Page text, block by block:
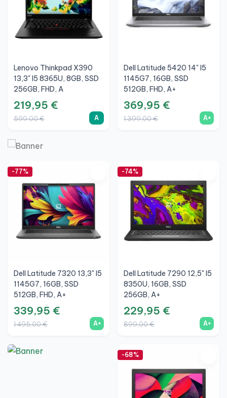
Lenovo Thinkpad X390
13,3" I5 8365U, 8GB, SSD
256GB, FHD, A
219,95 €
599,00 € A
Dell Latitude 5420 14" I5
1145G7, 16GB, SSD
512GB, FHD, A+
369,95 €
1 399,00 € A+
-77%
Dell Latitude 7320 13,3" I5
1145G7, 16GB, SSD
512GB, FHD, A+
339,95 €
1 495,00 € A+
-74%
Dell Latitude 7290 12,5" I5
8350U, 16GB, SSD
256GB, A+
229,95 €
899,00 € A+
-68%